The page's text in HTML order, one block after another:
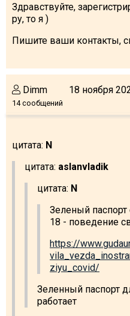
Здравствуйте,
ру, то я )
Пишите ваши контакты,
Dimm
14 сообщений
18 ноября
цитата: N
цитата: aslanvladik
цитата: N
Зеленый паспорт
18 - поведение
https://
ziyu_covid/
Зеленный паспорт
работает